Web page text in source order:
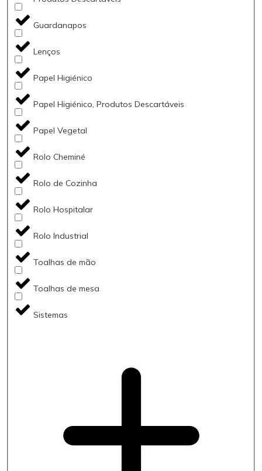
Guardanapos
Lenços
Papel Higiénico
Papel Higiénico, Produtos Descartáveis
Papel Vegetal
Rolo Cheminé
Rolo de Cozinha
Rolo Hospitalar
Rolo Industrial
Toalhas de mão
Toalhas de mesa
Sistemas